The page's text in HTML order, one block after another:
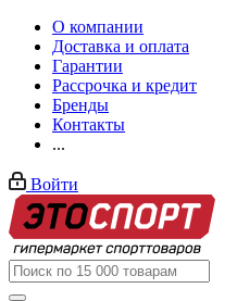
О компании
Доставка и оплата
Гарантии
Рассрочка и кредит
Бренды
Контакты
...
Войти